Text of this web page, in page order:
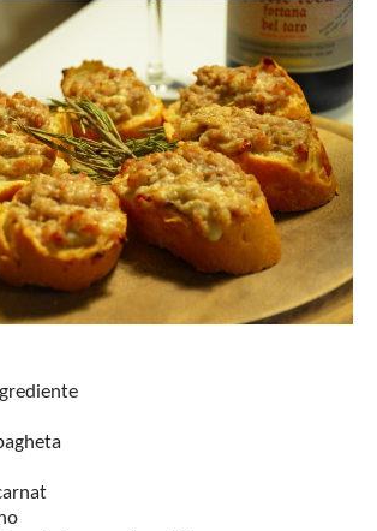
di stracchino